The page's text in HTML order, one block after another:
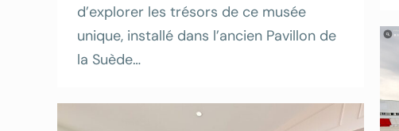
d’explorer les trésors de ce musée
unique, installé dans l’ancien Pavillon de
la Suède…